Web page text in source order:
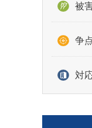
被
争
対